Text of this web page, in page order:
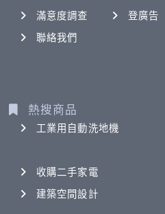
滿意度調查
登廣告
聯絡我們
熱搜商品
工業用自動洗地機
收購二手家電
建築空間設計